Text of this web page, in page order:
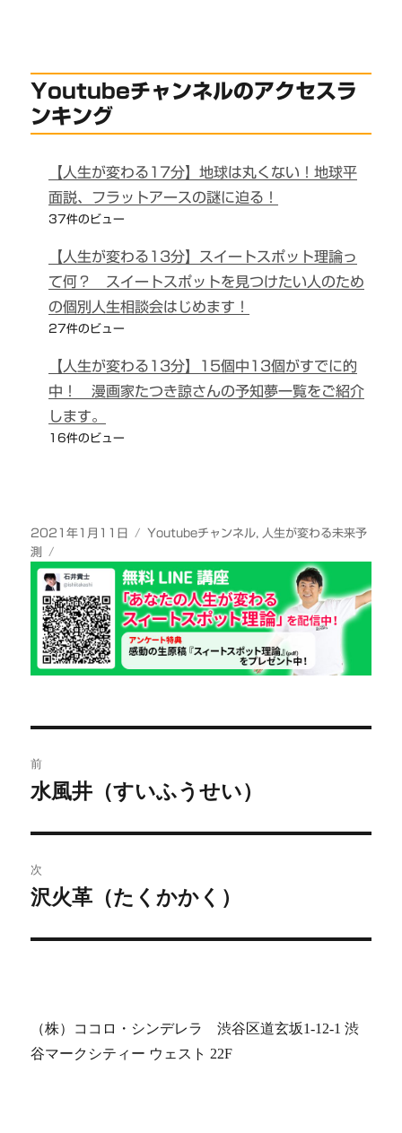
Youtubeチャンネルのアクセスラ
ンキング
【人生が変わる17分】地球は丸くない！地球平
面説、フラットアースの謎に迫る！
37件のビュー
【人生が変わる13分】スイートスポット理論っ
て何？ スイートスポットを見つけたい人のため
の個別人生相談会はじめます！
27件のビュー
【人生が変わる13分】15個中13個がすでに的
中！ 漫画家たつき諒さんの予知夢一覧をご紹介
します。
16件のビュー
投
稿
日:
2021年1月11日
カ
ゴ
リ
ー
Youtubeチャンネル, 人生が変わる未来予
測
稿
ビ
ゲ
ー
ン
前
前
稿:
水風井（すいふうせい）
次
次
沢火革（たくかかく）
（株）ココロ・シンデレラ 渋谷区道玄坂1-12-1 渋
谷マークシティー ウェスト 22F